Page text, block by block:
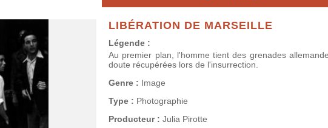
LIBÉRATION DE MARSEILLE
Légende :
Au premier plan, l'homme tient des grenades
doute récupérées lors de l'insurrection.
Genre : Image
Type : Photographie
Producteur : Julia Pirotte